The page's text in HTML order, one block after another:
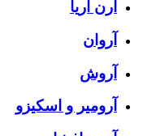
آرن آریا
آروان
آروش
آرومیر و اسکیزو